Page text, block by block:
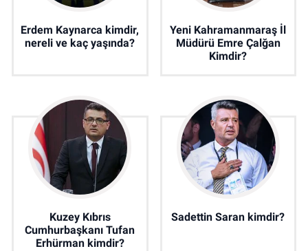
Erdem Kaynarca kimdir,
nereli ve kaç yaşında?
Yeni Kahramanmaraş İl
Müdürü Emre Çalğan
Kimdir?
Kuzey Kıbrıs
Cumhurbaşkanı Tufan
Erhürman kimdir?
Sadettin Saran kimdir?